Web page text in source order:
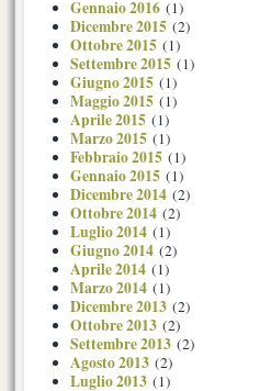
Gennaio 2016 (1)
Dicembre 2015 (2)
Ottobre 2015 (1)
Settembre 2015 (1)
Giugno 2015 (1)
Maggio 2015 (1)
Aprile 2015 (1)
Marzo 2015 (1)
Febbraio 2015 (1)
Gennaio 2015 (1)
Dicembre 2014 (2)
Ottobre 2014 (2)
Luglio 2014 (1)
Giugno 2014 (2)
Aprile 2014 (1)
Marzo 2014 (1)
Dicembre 2013 (2)
Ottobre 2013 (2)
Settembre 2013 (2)
Agosto 2013 (2)
Luglio 2013 (1)